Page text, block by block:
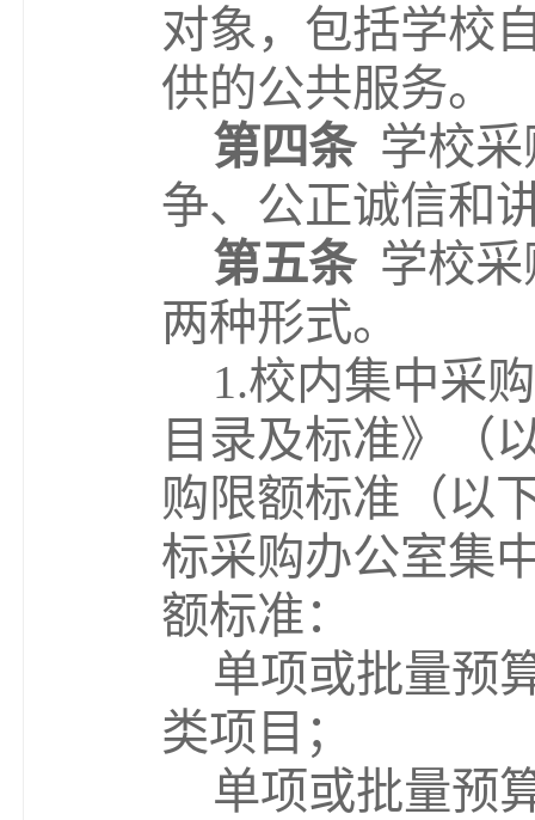
对象，包括学校
供的公共服务。
第四条 学校
争、公正诚信和
第五条 学校
两种形式。
1.校内集中采
目录及标准》（
购限额标准（以
标采购办公室集
额标准：
单项或批量预
类项目；
单项或批量预